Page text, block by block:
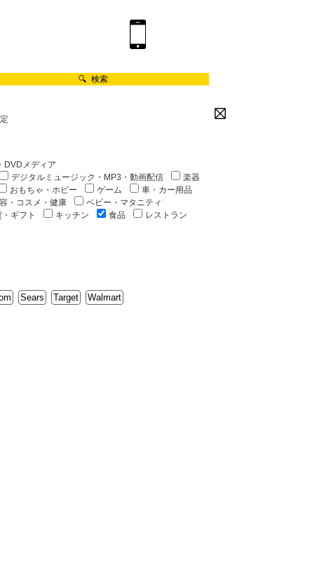
🔍 検索
DVDメディア
デジタルミュージック・MP3・動画配信
楽器
おもちゃ・ホビー ゲーム
車・カー用品
・コスメ・健康
ベビー・マタニティ
ギフト キッチン 食品
レストラン